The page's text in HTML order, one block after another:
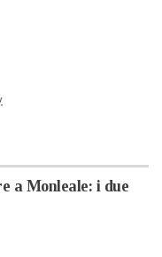
a Monleale: i due